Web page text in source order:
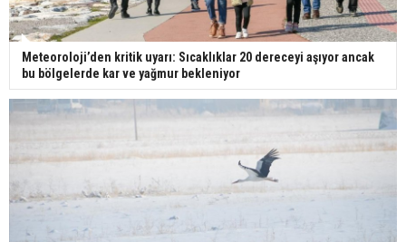
Meteoroloji’den kritik uyarı: Sıcaklıklar 20 dereceyi aşıyor ancak
bu bölgelerde kar ve yağmur bekleniyor